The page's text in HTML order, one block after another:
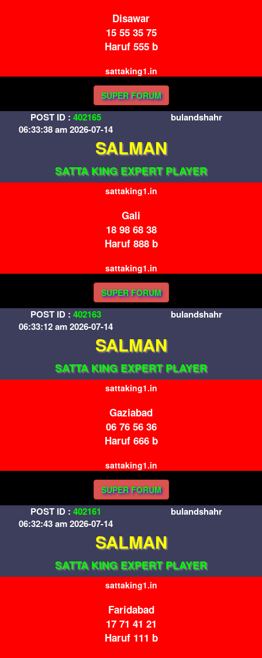
Disawar
15 55 35 75
Haruf 555 b
sattaking1.in
SUPER FORUM
POST ID : 402165
06:33:38 am 2026-07-14
bulandshahr
SALMAN
SATTA KING EXPERT PLAYER
sattaking1.in
Gali
18 98 68 38
Haruf 888 b
sattaking1.in
SUPER FORUM
POST ID : 402163
06:33:12 am 2026-07-14
bulandshahr
SALMAN
SATTA KING EXPERT PLAYER
sattaking1.in
Gaziabad
06 76 56 36
Haruf 666 b
sattaking1.in
SUPER FORUM
POST ID : 402161
06:32:43 am 2026-07-14
bulandshahr
SALMAN
SATTA KING EXPERT PLAYER
sattaking1.in
Faridabad
17 71 41 21
Haruf 111 b